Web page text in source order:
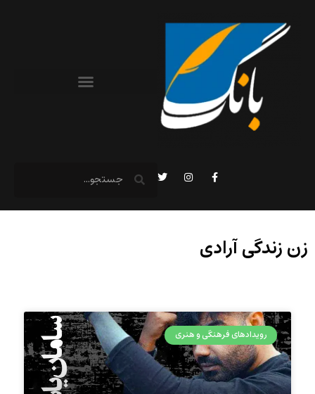
زن زندگی آرادی
رویدادهای فرهنگی و هنری